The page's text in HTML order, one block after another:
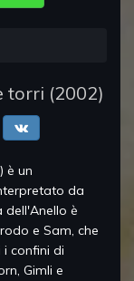
torri (2002)
) è un
da
dell'Anello è
e Sam, che
confini di
Gimli e